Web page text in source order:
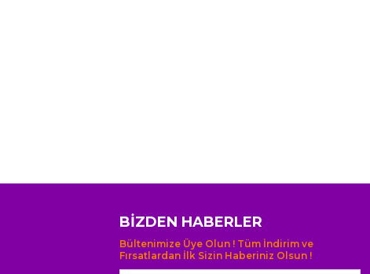
BIZDEN HABERLER
Bültenimize Üye Olun ! Tüm İndirim ve
Fırsatlardan İlk Sizin Haberiniz Olsun !